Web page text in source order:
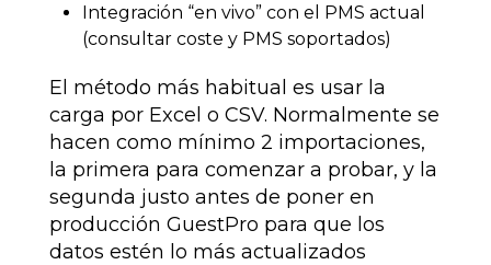
Integración “en vivo” con el PMS actual
(consultar coste y PMS soportados)
El método más habitual es usar la
carga por Excel o CSV. Normalmente se
hacen como mínimo 2 importaciones,
la primera para comenzar a probar, y la
segunda justo antes de poner en
producción GuestPro para que los
datos estén lo más actualizados